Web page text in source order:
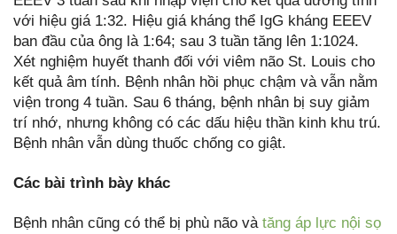
với hiệu giá 1:32. Hiệu giá kháng thể IgG kháng EEEV
ban đầu của ông là 1:64; sau 3 tuần tăng lên 1:1024.
Xét nghiệm huyết thanh đối với viêm não St. Louis cho
kết quả âm tính. Bệnh nhân hồi phục chậm và vẫn nằm
viện trong 4 tuần. Sau 6 tháng, bệnh nhân bị suy giảm
trí nhớ, nhưng không có các dấu hiệu thần kinh khu trú.
Bệnh nhân vẫn dùng thuốc chống co giật.
Các bài trình bày khác
Bệnh nhân cũng có thể bị phù não và tăng áp lực nội sọ